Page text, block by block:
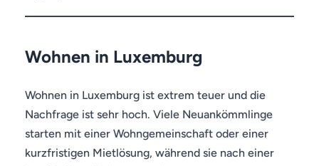
Wohnen in Luxemburg
Wohnen in Luxemburg ist extrem teuer und die
Nachfrage ist sehr hoch. Viele Neuankömmlinge
starten mit einer Wohngemeinschaft oder einer
kurzfristigen Mietlösung, während sie nach einer